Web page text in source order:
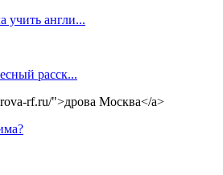
учить англи...
расск...
rf.ru/">дрова Москва</a>